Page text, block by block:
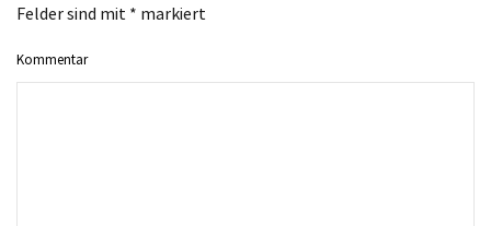
Felder sind mit * markiert
Kommentar